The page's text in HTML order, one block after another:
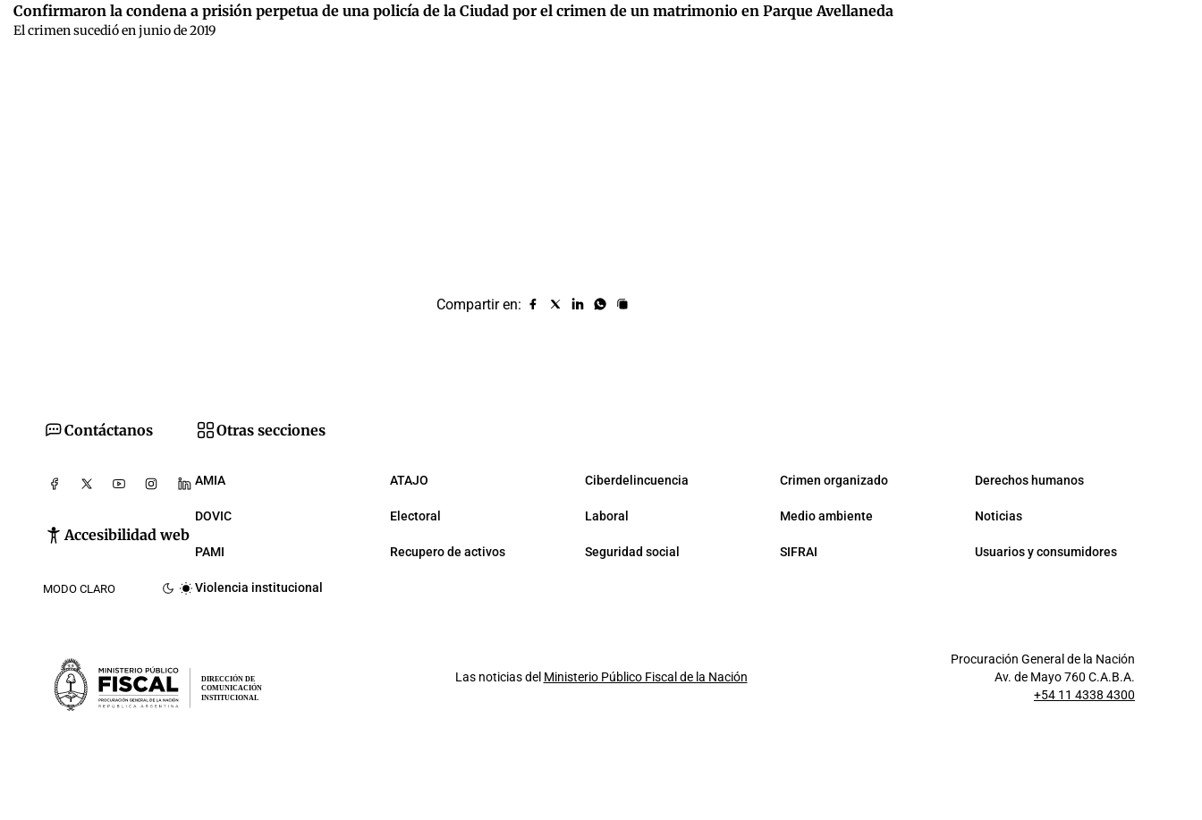
Confirmaron la condena a prisión perpetua de una policía de la Ciudad por el crimen de un matrimonio en Parque Avellaneda
El crimen sucedió en junio de 2019
Compartir en:
Compartir
Compartir
Compartir
Compartir
Copiar
Contáctanos
Accesibilidad web
MODO CLARO
Otras secciones
AMIA ATAJO Ciberdelincuencia Crimen organizado Derechos humanos
DOVIC Electoral Laboral Medio ambiente Noticias
PAMI Recupero de activos Seguridad social SIFRAI Usuarios y consumidores
Violencia institucional
DIRECCIÓN DE
COMUNICACIÓN
INSTITUCIONAL
Las noticias del Ministerio Público Fiscal de la Nación
Procuración General de la Nación
Av. de Mayo 760 C.A.B.A.
+54 11 4338 4300